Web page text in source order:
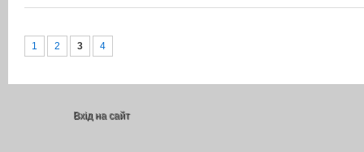
1 2 3 4
Вхід на сайт